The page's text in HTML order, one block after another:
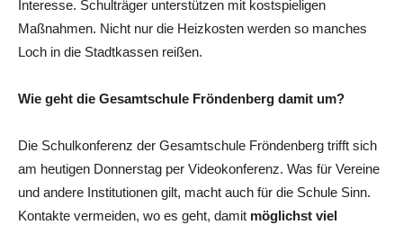
Interesse. Schulträger unterstützen mit kostspieligen
Maßnahmen. Nicht nur die Heizkosten werden so manches
Loch in die Stadtkassen reißen.
Wie geht die Gesamtschule Fröndenberg damit um?
Die Schulkonferenz der Gesamtschule Fröndenberg trifft sich
am heutigen Donnerstag per Videokonferenz. Was für Vereine
und andere Institutionen gilt, macht auch für die Schule Sinn.
Kontakte vermeiden, wo es geht, damit möglichst viel